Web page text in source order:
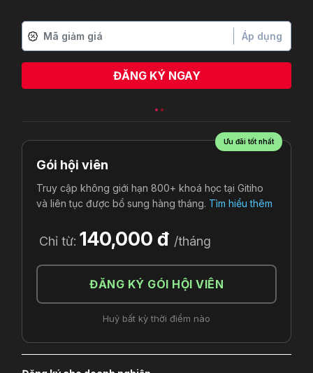
Áp dụng
ĐĂNG KÝ NGAY
Ưu đãi tốt nhất
Gói hội viên
Truy cập không giới hạn 800+ khoá học tại Gitiho
và liên tục được bổ sung hàng tháng. Tìm hiểu thêm
Chỉ từ: 140,000 đ /tháng
ĐĂNG KÝ GÓI HỘI VIÊN
Huỷ bất kỳ thời điểm nào